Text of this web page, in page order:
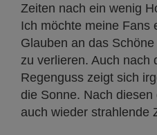
Zeiten nach ein wenig
Ich möchte meine Fans
Glauben an das
zu verlieren. Auch nach
Regenguss zeigt sich
die Sonne. Nach
auch wieder strahlende